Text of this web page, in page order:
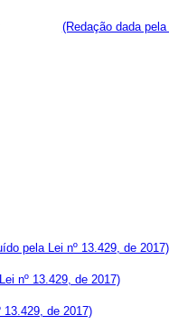
(Redação dada
pela Lei nº 13.429, de 2017)
nº 13.429, de 2017)
13.429, de 2017)